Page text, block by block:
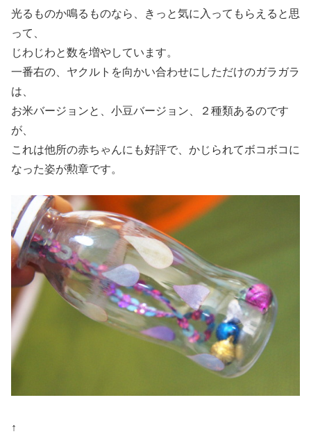
光るものか鳴るものなら、きっと気に入ってもらえると思
って、
じわじわと数を増やしています。
一番右の、ヤクルトを向かい合わせにしただけのガラガラ
は、
お米バージョンと、小豆バージョン、２種類あるのです
が、
これは他所の赤ちゃんにも好評で、かじられてボコボコに
なった姿が勲章です。
↑